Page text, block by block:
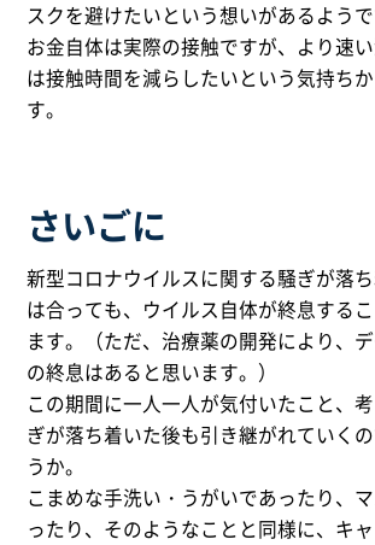
スクを避けたいという想いがあるようで
お金自体は実際の接触ですが、より速
は接触時間を減らしたいという気持ち
す。
さいごに
新型コロナウイルスに関する騒ぎが落
は合っても、ウイルス自体が終息する
ます。（ただ、治療薬の開発により、
の終息はあると思います。）
この期間に一人一人が気付いたこと、
ぎが落ち着いた後も引き継がれていく
うか。
こまめな手洗い・うがいであったり、
ったり、そのようなことと同様に、キ